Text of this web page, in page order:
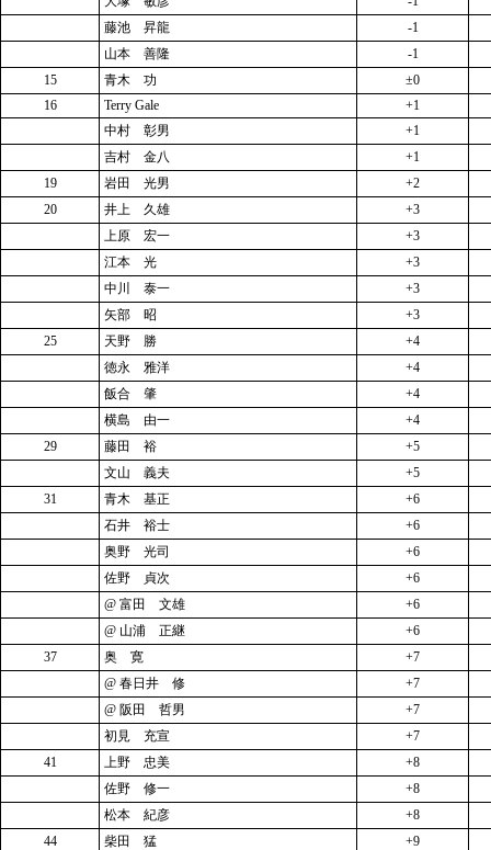
藤池 昇龍
-1
山本 善隆
-1
15
青木 功
±0
16
Terry Gale
+1
中村 彰男
+1
吉村 金八
+1
19
岩田 光男
+2
20
井上 久雄
+3
上原 宏一
+3
江本 光
+3
中川 泰一
+3
矢部 昭
+3
25
天野 勝
+4
徳永 雅洋
+4
飯合 肇
+4
横島 由一
+4
29
藤田 裕
+5
文山 義夫
+5
31
青木 基正
+6
石井 裕士
+6
奥野 光司
+6
佐野 貞次
+6
@ 富田 文雄
+6
@ 山浦 正継
+6
37
奥 寛
+7
@ 春日井 修
+7
@ 阪田 哲男
+7
初見 充宣
+7
41
上野 忠美
+8
佐野 修一
+8
松本 紀彦
+8
44
柴田 猛
+9